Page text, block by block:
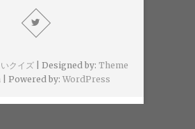
クイズ | Designed by: Theme
| Powered by: WordPress